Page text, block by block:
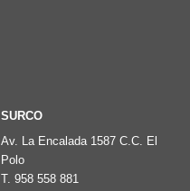
SURCO
Av. La Encalada 1587 C.C. El
Polo
T. 958 558 881